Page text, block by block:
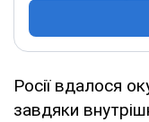
Росії вдалося
завдяки